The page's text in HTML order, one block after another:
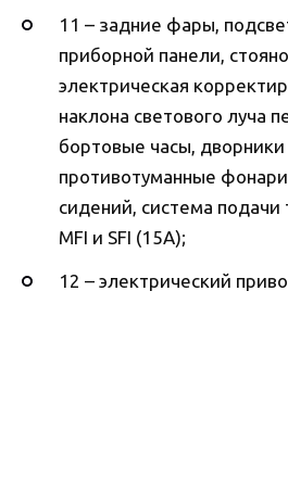
11 – задние фары,
приборной панели,
электрическая
наклона светового луча
бортовые часы,
противотуманные
сидений, система подачи
MFI и SFI (15А);
12 – электрический